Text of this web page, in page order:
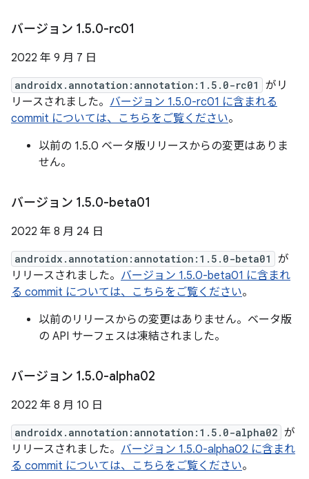
バージョン 1.5.0-rc01
2022 年 9 月 7 日
androidx.annotation:annotation:1.5.0-rc01
がリ
リースされました。 バージョン 1.5.0-rc01 に含まれる
commit については、こちらをご覧ください。
以前の 1.5.0 ベータ版リリースからの変更はありま
せん。
バージョン 1.5.0-beta01
2022 年 8 月 24 日
androidx.annotation:annotation:1.5.0-beta01
が
リリースされました。 バージョン 1.5.0-beta01 に含まれ
る commit については、こちらをご覧ください。
以前のリリースからの変更はありません。ベータ版
の API サーフェスは凍結されました。
バージョン 1.5.0-alpha02
2022 年 8 月 10 日
androidx.annotation:annotation:1.5.0-alpha02 が
リリースされました。 バージョン 1.5.0-alpha02 に含まれ
る commit については、こちらをご覧ください。